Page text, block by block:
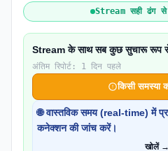
Stream सही ढंग
Stream के साथ सब कुछ सुचारू रूप
अंतिम रिपोर्ट: 1 दिन पहले
किसी समस्या
🌐 वास्तविक समय (real-time) में
कनेक्शन की जांच करें।
खोलें →